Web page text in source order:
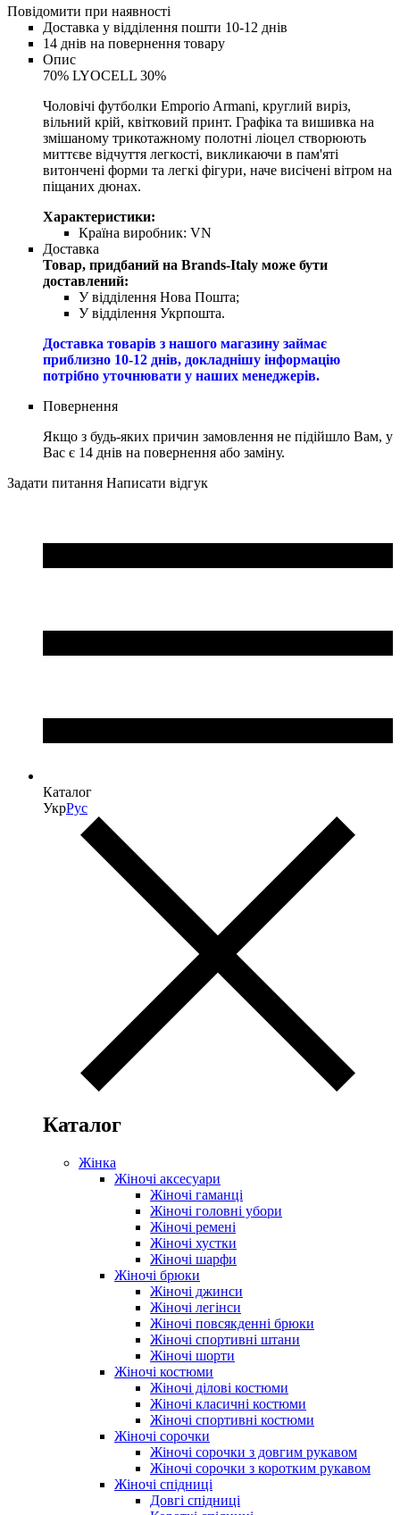
Повідомити при наявності
Доставка у відділення пошти 10-12 днів
14 днів на повернення товару
Опис
70% LYOCELL 30%
Чоловічі футболки Emporio Armani, круглий виріз,
вільний крій, квітковий принт. Графіка та вишивка на
змішаному трикотажному полотні ліоцел створюють
миттєве відчуття легкості, викликаючи в пам'яті
витончені форми та легкі фігури, наче висічені вітром на
піщаних дюнах.
Характеристики:
Країна виробник: VN
Доставка
Товар, придбаний на Brands-Italy може бути
доставлений:
У відділення Нова Пошта;
У відділення Укрпошта.
Доставка товарів з нашого магазину займає
приблизно 10-12 днів, докладнішу інформацію
потрібно уточнювати у наших менеджерів.
Повернення
Якщо з будь-яких причин замовлення не підійшло Вам, у
Вас є 14 днів на повернення або заміну.
Задати питання Написати відгук
Каталог
УкрРус
Каталог
Жінка
Жіночі аксесуари
Жіночі гаманці
Жіночі головні убори
Жіночі ремені
Жіночі хустки
Жіночі шарфи
Жіночі брюки
Жіночі джинси
Жіночі легінси
Жіночі повсякденні брюки
Жіночі спортивні штани
Жіночі шорти
Жіночі костюми
Жіночі ділові костюми
Жіночі класичні костюми
Жіночі спортивні костюми
Жіночі сорочки
Жіночі сорочки з довгим рукавом
Жіночі сорочки з коротким рукавом
Жіночі спідниці
Довгі спідниці